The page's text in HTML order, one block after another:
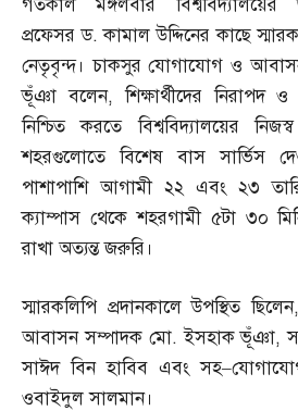
প্রফেসর ড.কামাল উদ্দিনের কাছে
নেতৃবৃন্দ। চাকসুর যোগাযোগ ও
ভূঁঞা বলেন,শিক্ষার্থীদের নিরাপদ
নিশ্চিত করতে বিশ্ববিদ্যালয়ের
শহরগুলোতে বিশেষ বাস সার্ভিস
পাশাপাশি আগামী ২২ এবং ২৩
ক্যাম্পাস থেকে শহরগামী ৫টা ৩০
রাখা অত্যন্ত জরুরি।
স্মারকলিপি প্রদানকালে উপস্থিত ছিলেন
আবাসন সম্পাদক মো.ইসহাক ভূঁঞা,
সাঈদ বিন হাবিব এবং সহ–
ওবাইদুল সালমান।